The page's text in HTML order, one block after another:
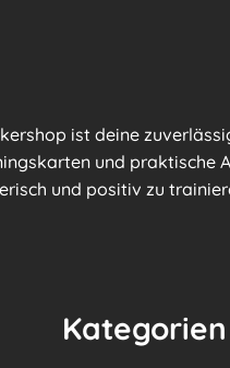
ist deine
und praktische
und positiv zu
Kategorien